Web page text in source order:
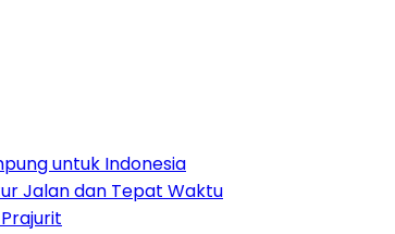
untuk Indonesia
Jalan dan Tepat Waktu